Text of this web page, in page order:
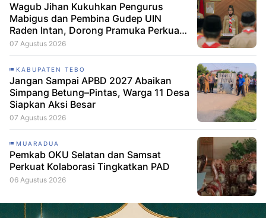
Wagub Jihan Kukuhkan Pengurus
Mabigus dan Pembina Gudep UIN
Raden Intan, Dorong Pramuka Perkuat
Karakter Generasi Muda
07 Agustus 2026
KABUPATEN TEBO
Jangan Sampai APBD 2027 Abaikan
Simpang Betung–Pintas, Warga 11 Desa
Siapkan Aksi Besar
07 Agustus 2026
MUARADUA
Pemkab OKU Selatan dan Samsat
Perkuat Kolaborasi Tingkatkan PAD
06 Agustus 2026